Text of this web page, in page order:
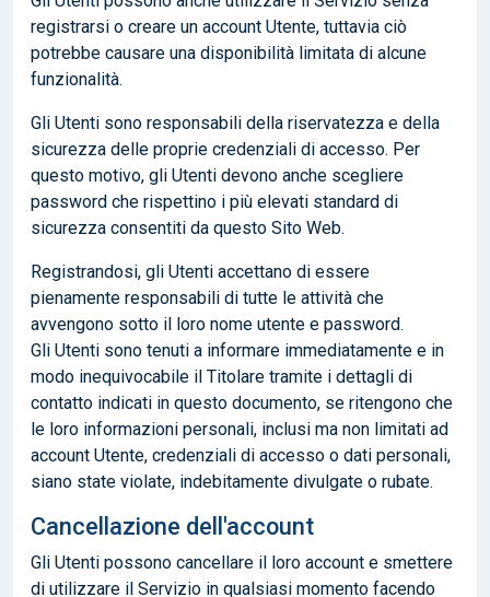
registrarsi o creare un account Utente, tuttavia ciò
potrebbe causare una disponibilità limitata di alcune
funzionalità.
Gli Utenti sono responsabili della riservatezza e della
sicurezza delle proprie credenziali di accesso. Per
questo motivo, gli Utenti devono anche scegliere
password che rispettino i più elevati standard di
sicurezza consentiti da questo Sito Web.
Registrandosi, gli Utenti accettano di essere
pienamente responsabili di tutte le attività che
avvengono sotto il loro nome utente e password.
Gli Utenti sono tenuti a informare immediatamente e in
modo inequivocabile il Titolare tramite i dettagli di
contatto indicati in questo documento, se ritengono che
le loro informazioni personali, inclusi ma non limitati ad
account Utente, credenziali di accesso o dati personali,
siano state violate, indebitamente divulgate o rubate.
Cancellazione dell'account
Gli Utenti possono cancellare il loro account e smettere
di utilizzare il Servizio in qualsiasi momento facendo